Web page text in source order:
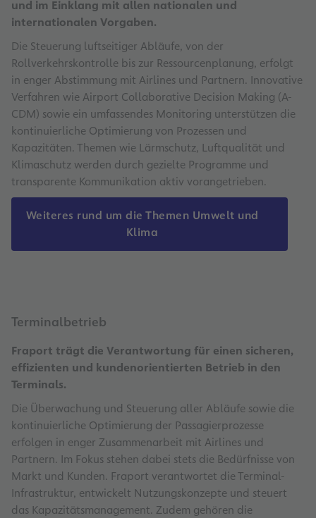
und im Einklang mit allen nationalen und
internationalen Vorgaben.
Die Steuerung luftseitiger Abläufe, von der
Rollverkehrskontrolle bis zur Ressourcenplanung, erfolgt
in enger Abstimmung mit Airlines und Partnern. Innovative
Verfahren wie Airport Collaborative Decision Making (A-
CDM) sowie ein umfassendes Monitoring unterstützen die
kontinuierliche Optimierung von Prozessen und
Kapazitäten. Themen wie Lärmschutz, Luftqualität und
Klimaschutz werden durch gezielte Programme und
transparente Kommunikation aktiv vorangetrieben.
Weiteres rund um die Themen Umwelt und
Klima
Terminalbetrieb
Fraport trägt die Verantwortung für einen sicheren,
effizienten und kundenorientierten Betrieb in den
Terminals.
Die Überwachung und Steuerung aller Abläufe sowie die
kontinuierliche Optimierung der Passagierprozesse
erfolgen in enger Zusammenarbeit mit Airlines und
Partnern. Im Fokus stehen dabei stets die Bedürfnisse von
Markt und Kunden. Fraport verantwortet die Terminal-
Infrastruktur, entwickelt Nutzungskonzepte und steuert
das Kapazitätsmanagement. Zudem gehören die